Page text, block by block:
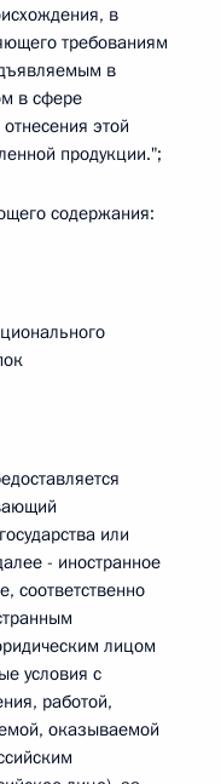
в
требованиям
в
в сфере
этой
продукции.";
содержания:
или
- иностранное
соответственно
лицом
условия с
работой,
оказываемой